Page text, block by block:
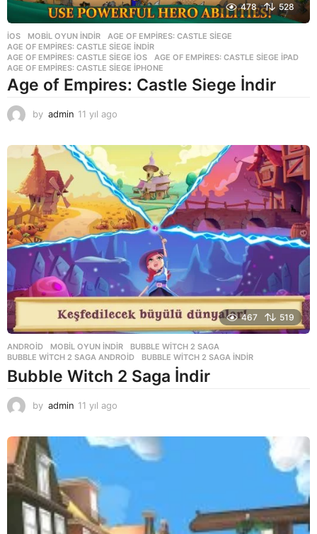
478 528
İOS ,MOBIL OYUN INDIR AGE OF EMPIRES: CASTLE SIEGE
AGE OF EMPIRES: CASTLE SIEGE INDIR
AGE OF EMPIRES: CASTLE SIEGE IOS
,AGE OF EMPIRES: CASTLE SIEGE IPAD
AGE OF EMPIRES: CASTLE SIEGE IPHONE
Age of Empires: Castle Siege İndir
by admin 11 yıl ago
a
g
o
467 519
ANDROID ,MOBIL OYUN INDIR BUBBLE WITCH 2 SAGA
BUBBLE WITCH 2 SAGA ANDROID
,BUBBLE WITCH 2 SAGA INDIR
Bubble Witch 2 Saga İndir
by admin 11 yıl ago
ı
g